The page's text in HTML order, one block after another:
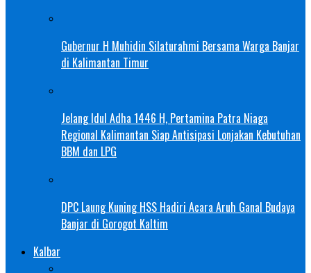
Gubernur H Muhidin Silaturahmi Bersama Warga Banjar
di Kalimantan Timur
Jelang Idul Adha 1446 H, Pertamina Patra Niaga
Regional Kalimantan Siap Antisipasi Lonjakan Kebutuhan
BBM dan LPG
DPC Laung Kuning HSS Hadiri Acara Aruh Ganal Budaya
Banjar di Gorogot Kaltim
Kalbar